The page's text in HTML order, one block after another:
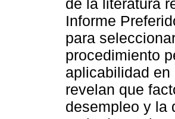
de la literatura
Informe
para
procedimiento
aplicabilidad
revelan que
desempleo y la